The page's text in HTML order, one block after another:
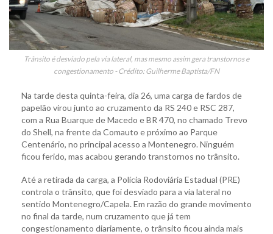
Trânsito é desviado pela via lateral, mas mesmo assim gera transtornos e
congestionamento - Crédito: Guilherme Baptista/FN
Na tarde desta quinta-feira, dia 26, uma carga de fardos de
papelão virou junto ao cruzamento da RS 240 e RSC 287,
com a Rua Buarque de Macedo e BR 470, no chamado Trevo
do Shell, na frente da Comauto e próximo ao Parque
Centenário, no principal acesso a Montenegro. Ninguém
ficou ferido, mas acabou gerando transtornos no trânsito.
Até a retirada da carga, a Polícia Rodoviária Estadual (PRE)
controla o trânsito, que foi desviado para a via lateral no
sentido Montenegro/Capela. Em razão do grande movimento
no final da tarde, num cruzamento que já tem
congestionamento diariamente, o trânsito ficou ainda mais